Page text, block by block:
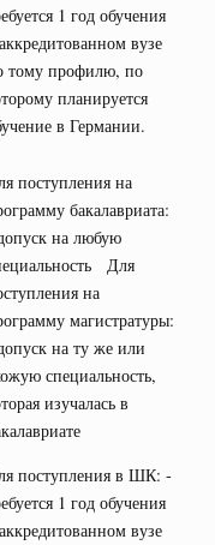
1 год обучения
вузе
тому профилю, по
планируется
в Германии.
поступления на
бакалавриата:
на любую
Для
на
магистратуры:
на ту же или
специальность,
изучалась в
поступления в ШК: -
1 год обучения
вузе